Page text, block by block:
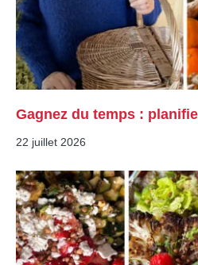
Gagnez du temps :
22 juillet 2026